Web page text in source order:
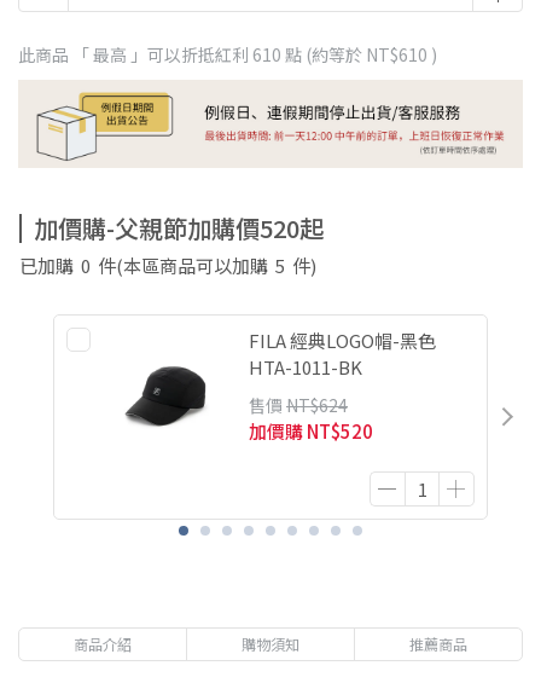
此商品 「 最高 」可以折抵紅利 610 點 (約等於 NT$610 )
加價購-父親節加購價520起
已加購 0 件(本區商品可以加購 5 件)
FILA 經典LOGO帽-黑色
HTA-1011-BK
售價 NT$624
加價購NT$520
商品介紹 購物須知 推薦商品